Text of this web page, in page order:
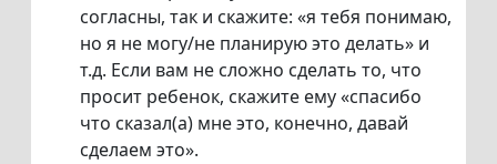
согласны, так и скажите: «я тебя понимаю,
но я не могу/не планирую это делать» и
т.д. Если вам не сложно сделать то, что
просит ребенок, скажите ему «спасибо
что сказал(а) мне это, конечно, давай
сделаем это».